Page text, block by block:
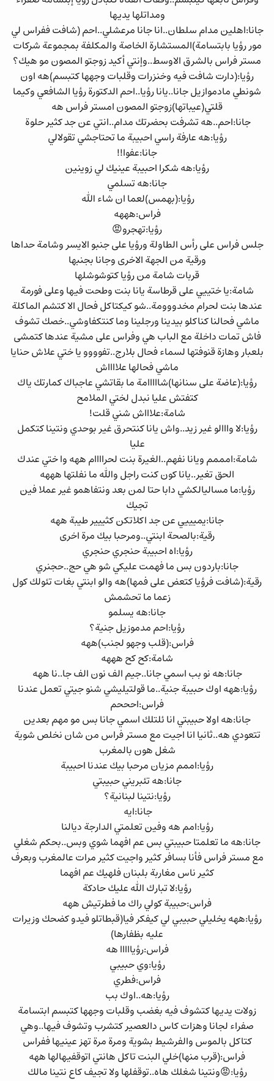
ومداتلها يديها
جانا:اهلين مدام سلطان..انا جانا مرعشلي..احم (شافت ففراس لي
مور رؤيا بابتسامة)المستشارة الخاصة والمكلفة بمجموعة شركات
مستر فراس بالشرق الاوسط..وإنتي أكيد زوجتو المصون مو هيك؟
رؤيا:(دارت شافت فيه وخنزرات وقلبات وجهها كتبسم)هه اون
شونطي مادموازيل جانا..يانا رؤيا..احم الدكتورة رؤيا الشافعي وكيما
قلتي(عيباتها)زوجتو المصون امستر فراس هه
جانا:احم..هه تشرفت بحضرتك مدام..انتي عن جد كثير حلوة
رؤيا:هه عارفة راسي احبيبة ما تحتاجشي تقولالي
جانا:عفوا!!
رؤيا:هه شكرا احبيبة عينيك لي زوينين
جانا:هه تسلمي
رؤيا:(بهمس)لعما ان شاء الله
فراس:هههه
رؤيا:تهجرو😡
جلس فراس على رأس الطاولة ورؤيا على جنبو الايسر وشامة حداها
ورقية من الجهة الاخرى وجانا بجنبها
قربات شامة من رؤيا كتوشوشلها
شامة:يا ختييي على قرطاسة يانا بنت وطحت فيها وعلى فورمة
عندها بنت لحرام مخدووومة..شو كيكتاكل فحال الا كتشم الماكلة
ماشي فحالنا كناكلو بيدينا ورجلينا وما كنتكفاوشي..خصك تشوف
فاش تمات داخلة مع الباب هي وفراس على مشية عندها كتمشى
بلعبار وهازة قنوفتها لسماء فحال بلارج..تفوووو يا ختي علاش حنايا
ماشي فحالها علااااش
رؤيا:(عاضة على سنانها)شااااامة ما بقاتشي عاجباك كمارتك ياك
كتفتش عليا نبدل لختي الملامح
شامة:علاااش شني قلت!
رؤيا:لا وااالو غير زيد..واش يانا كنتحرق غير بوحدي ونتينا كتكمل
عليا
شامة:امممم ويانا نفهم..الغيرة بنت لحراااام ههه وا ختي عندك
الحق تغير..يانا كون كنت راجل والله ما نفلتها هههه
رؤيا:ما مساليالكشي دابا حتا لمن بعد ونتفاهمو غير عملا فين
تجيك
جانا:يميييي عن جد اكلاتكن كثييير طيبة ههه
رقية:بالصحة ابنتي..ومرحبا بيك مرة اخرى
رؤيا:اه احبيبة حنجري حنجري
جانا:باردون بس ما فهمت عليكي شو هي حج..حجنري
رقية:(شافت فرؤيا كتعض على فمها)هه والو ابنتي بغات تئولك كول
زعما ما تحشمش
جانا:هه يسلمو
رؤيا:احم مدموزيل جنية؟
فراس:(قلب وجهو لجنب)ههه
شامة:كح كح هههه
جانا:هه نو بب اسمي جانا..جيم الف نون الف جا..نا ههه
رؤيا:ههه اوك حبيبة جنية..ما قولتيليشي شنو جيتي تعمل عندنا
فراس:احححم
جانا:هه اولا حبيبتي انا ئلتلك اسمي جانا بس مو مهم بعدين
تتعودي هه..ثانيا انا اجيت مع مستر فراس من شان نخلص شوية
شغل هون بالمغرب
رؤيا:اممم مزيان مرحبا بيك عندنا احبيبة
جانا:هه تئبريني حبيبتي
رؤيا:نتينا لبنانية؟
جانا:ايه
رؤيا:امم هه وفين تعلمتي الدارجة ديالنا
جانا:هه ما تعلمتا حبيبتي بس عم افهما شوي وبس..بحكم شغلي
مع مستر فراس فأنا بسافر كثير واجيت كثير مرات عالمغرب وبعرف
كثير ناس مغاربة بلبنان فلهيك عم افهما
رؤيا:لا تبارك الله عليك حادكة
فراس:حبيبة كولي راك ما فطرتيش ههه
رؤيا:ههه يخليلي حبيبي لي كيفكر فيا(قبطاتلو فيدو كضحك وزيرات
عليه بظفارها)
فراس:رؤيااااا هه
رؤيا:وي حبيبي
فراس:فطري
رؤيا:هه..اوك بب
زولات يديها كتشوف فيه بغضب وقلبات وجهها كتبسم ابتسامة
صفراء لجانا وهزات كاس دالعصير كتشرب وتشوف فيها..وهي
كتاكل بالموس والفرشيط بشوية ومرة مرة تهز عينيها ففراس
فراس:(قرب منها)خلي البنت تاكل هانتي اتوقفيهالها ههه
رؤيا:😡ونتينا شغلك هاه..توقفلها ولا تجيف كاع نتينا مالك